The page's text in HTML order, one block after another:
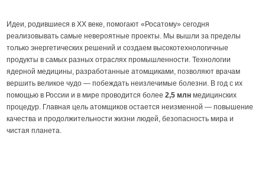
Идеи, родившиеся в ХХ веке, помогают «Росатому» сегодня
реализовывать самые невероятные проекты. Мы вышли за пределы
только энергетических решений и создаем высокотехнологичные
продукты в самых разных отраслях промышленности. Технологии
ядерной медицины, разработанные атомщиками, позволяют врачам
вершить великое чудо — побеждать неизлечимые болезни. В год с их
помощью в России и в мире проводится более2,5 млнмедицинских
процедур. Главная цель атомщиков остается неизменной — повышение
качества и продолжительности жизни людей, безопасность мира и
чистая планета.